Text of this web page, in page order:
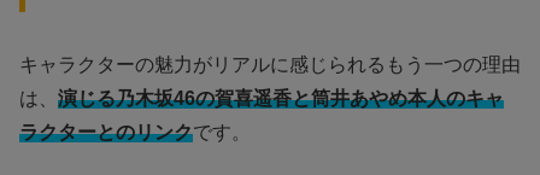
キャラクターの魅力がリアルに感じられるもう一つの理由
は、 演じる乃木坂46の賀喜遥香と筒井あやめ本人のキャ
ラクターとのリンクです。